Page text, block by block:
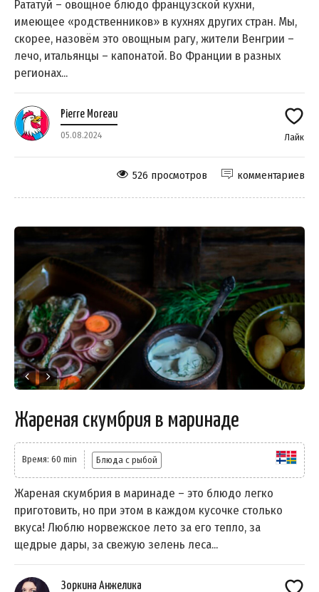
Рататуй – овощное блюдо французской кухни,
имеющее «родственников» в кухнях других стран. Мы,
скорее, назовём это овощным рагу, жители Венгрии –
лечо, итальянцы – капонатой. Во Франции в разных
регионах...
Pierre Moreau
05.08.2024 Лайк
комментариев
526 просмотров
Жареная скумбрия в маринаде
Время: 60 min Блюда с рыбой
Жареная скумбрия в маринаде – это блюдо легко
приготовить, но при этом в каждом кусочке столько
вкуса! Люблю норвежское лето за его тепло, за
щедрые дары, за свежую зелень леса...
Зоркина Анжелика